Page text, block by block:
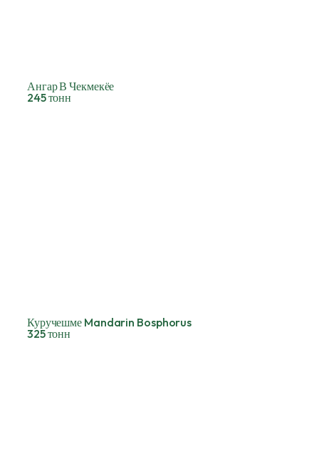
Ангар В Чекмекёе
245 тонн
Куручешме Mandarin Bosphorus
325 тонн